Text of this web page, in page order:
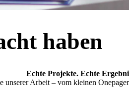
haben
Echte Projekte. Echte
unserer Arbeit – vom kleinen